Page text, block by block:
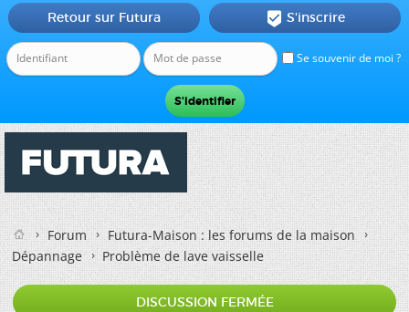
Se souvenir de moi ?
Retour sur Futura  S'inscrire
Forum
Futura-Maison : les forums de la maison
Dépannage
Problème de lave vaisselle
DISCUSSION FERMÉE